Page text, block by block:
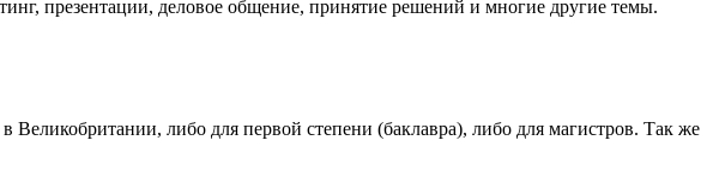
презентации, деловое общение, принятие решений и многие другие темы.
Великобритании, либо для первой степени (баклавра), либо для магистров. Так же